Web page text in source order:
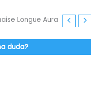
Longue Aura
duda?